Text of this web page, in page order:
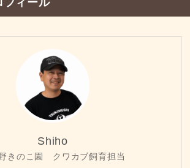
Shiho
きのこ園 クワカブ飼育担当